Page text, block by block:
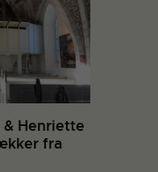
Henriette
fra